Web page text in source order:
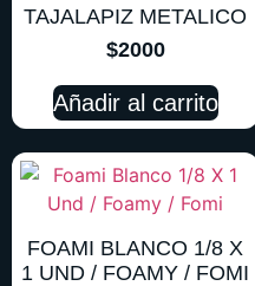
TAJALAPIZ METALICO
$2000
Añadir al carrito
FOAMI BLANCO 1/8 X
1 UND / FOAMY / FOMI